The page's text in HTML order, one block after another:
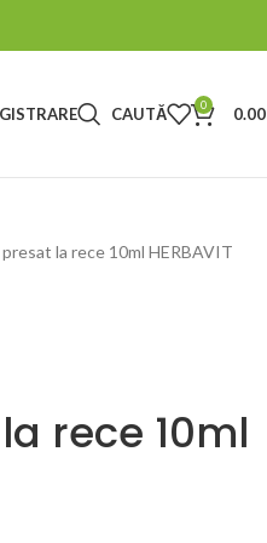
CAUTĂ 0 0.00
la rece 10ml HERBAVIT
rece 10ml